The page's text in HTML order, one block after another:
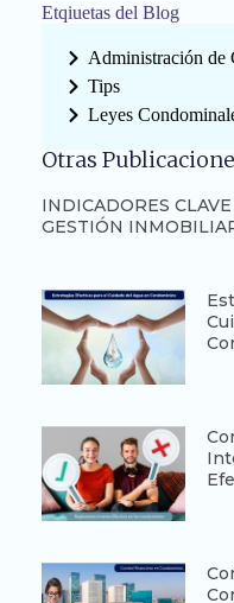
Etqiuetas del Blog
Administración de
Tips
Leyes
Otras
INDICADORES
GESTIÓN